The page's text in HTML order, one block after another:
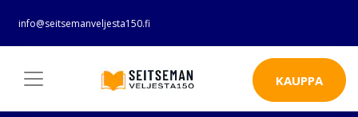
info@seitsemanveljesta150.fi
KAUPPA